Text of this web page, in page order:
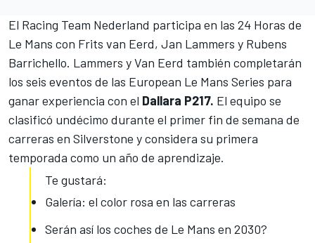
El Racing Team Nederland participa en las 24 Horas de
Le Mans con Frits van Eerd, Jan Lammers y Rubens
Barrichello. Lammers y Van Eerd también completarán
los seis eventos de las European Le Mans Series para
ganar experiencia con el Dallara P217. El equipo se
clasificó undécimo durante el primer fin de semana de
carreras en Silverstone y considera su primera
temporada como un año de aprendizaje.
Te gustará:
Galería: el color rosa en las carreras
Serán así los coches de Le Mans en 2030?